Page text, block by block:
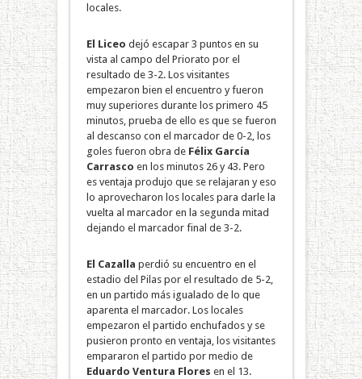
locales.
El Liceo dejó escapar 3 puntos en su
vista al campo del Priorato por el
resultado de 3-2. Los visitantes
empezaron bien el encuentro y fueron
muy superiores durante los primero 45
minutos, prueba de ello es que se fueron
al descanso con el marcador de 0-2, los
goles fueron obra de Félix García
Carrasco en los minutos 26 y 43. Pero
es ventaja produjo que se relajaran y eso
lo aprovecharon los locales para darle la
vuelta al marcador en la segunda mitad
dejando el marcador final de 3-2.
El Cazalla perdió su encuentro en el
estadio del Pilas por el resultado de 5-2,
en un partido más igualado de lo que
aparenta el marcador. Los locales
empezaron el partido enchufados y se
pusieron pronto en ventaja, los visitantes
empararon el partido por medio de
Eduardo Ventura Flores en el 13.